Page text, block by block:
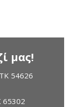
μας!
54626
65302